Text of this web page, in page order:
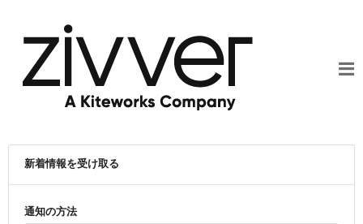
新着情報を受け取る
通知の方法